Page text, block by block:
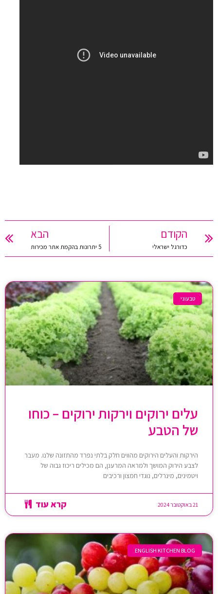
הקודם
כדורגל ישראלי
הבא
5 יתרונות בהקמת אתר מכירות
טבעוני
עלים ירוקים וירקות ירוקים – כוחו
של הטבע
הירקות והעלים הירוקים מהווים חלק בלתי נפרד מהתזונה שלנו. מעבר
לצבע הירוק המושך ולמראה המרענן, הם מכילים ריכוז גבוה של
ויטמינים, מינרלים, נוגדי חמצון ורכיבים
קרא עוד 21 באוקטובר 2024
ENGLISH KITCHEN BLOG